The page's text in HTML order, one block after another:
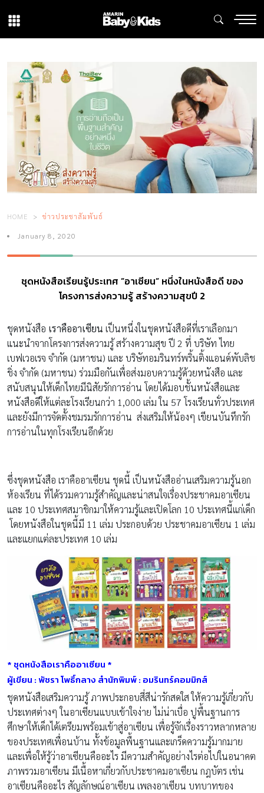
HOME ข่าวประชาสัมพันธ์
January 8, 2020
ชุดหนังสือเรียนรู้ประเทศ ”อาเซียน” หนึ่งในหนังสือดี ของ
โครงการส่งความรู้ สร้างความสุขปี 2
ชุดหนังสือ เราคืออาเซียน เป็นหนึ่งในชุดหนังสือดีที่เราเลือกมา
แนะนำจากโครงการส่งความรู้ สร้างความสุข ปี 2 ที่ บริษัท ไทย
เบฟเวอเรจ จำกัด (มหาชน) และ บริษัทอมรินทร์พริ้นติ้งแอนด์พับลิช
ชิ่ง จำกัด (มหาชน) ร่วมมือกันเพื่อส่งมอบความรู้ด้วยหนังสือ และ
สนับสนุนให้เด็กไทยมีนิสัยรักการอ่าน โดยได้มอบชั้นหนังสือและ
หนังสือดีให้แต่ละโรงเรียนกว่า 1,000 เล่ม ใน 57 โรงเรียนทั่วประเทศ
และยังมีการจัดตั้งชมรมรักการอ่าน ส่งเสริมให้น้องๆ เขียนบันทึกรัก
การอ่านในทุกโรงเรียนอีกด้วย
ซึ่งชุดหนังสือ เราคืออาเซียน ชุดนี้ เป็นหนังสืออ่านเสริมความรู้นอก
ห้องเรียน ที่ได้รวมความรู้สำคัญและน่าสนใจเรื่องประชาคมอาเซียน
และ 10 ประเทศสมาชิกมาให้ความรู้และเปิดโลก 10 ประเทศนี้แก่เด็ก
โดยหนังสือในชุดนี้มี 11 เล่ม ประกอบด้วย ประชาคมอาเซียน 1 เล่ม
และแยกแต่ละประเทศ 10 เล่ม
* ชุดหนังสือเราคืออาเซียน *
ผู้เขียน : พัชรา โพธิ์กลาง สำนักพิมพ์ : อมรินทร์คอมมิกส์
ชุดหนังสือเสริมความรู้ ภาพประกอบสี่สีน่ารักสดใส ให้ความรู้เกี่ยวกับ
ประเทศต่างๆ ในอาเซียนแบบเข้าใจง่าย ไม่น่าเบื่อ ปูพื้นฐานการ
ศึกษาให้เด็กได้เตรียมพร้อมเข้าสู่อาเซียน เพื่อรู้จักเรื่องราวหลากหลาย
ของประเทศเพื่อนบ้าน ทั้งข้อมูลพื้นฐานและเกร็ดความรู้มากมาย
และเพื่อให้รู้ว่าอาเซียนคืออะไร มีความสำคัญอย่างไรต่อไปในอนาคต
ภาพรวมอาเซียน มีเนื้อหาเกี่ยวกับประชาคมอาเซียน กฎบัตร เช่น
อาเซียนคืออะไร สัญลักษณ์อาเซียน เพลงอาเซียน บทบาทของ